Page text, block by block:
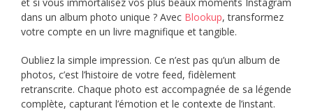
dans un album photo unique ? Avec Blookup, transformez
votre compte en un livre magnifique et tangible.
Oubliez la simple impression. Ce n’est pas qu’un album de
photos, c’est l’histoire de votre feed, fidèlement
retranscrite. Chaque photo est accompagnée de sa légende
complète, capturant l’émotion et le contexte de l’instant.